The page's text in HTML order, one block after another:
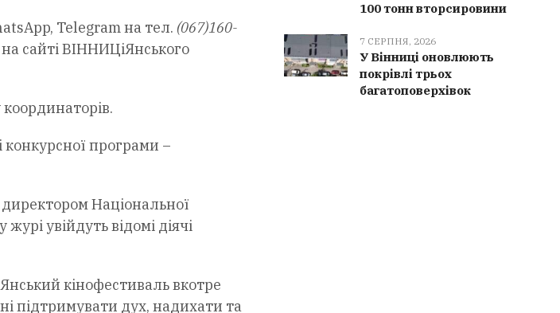
Telegram на тел. (067)160-
сайті ВІННИЦіЯнського
координаторів.
програми –
Національної
увійдуть відомі діячі
кінофестиваль вкотре
підтримувати дух, надихати та
100 тонн вторсировини
7 СЕРПНЯ, 2026
У Вінниці оновлюють
покрівлі трьох
багатоповерхівок